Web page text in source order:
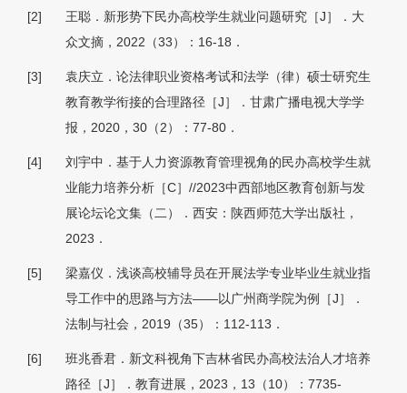
[2]
王聪．新形势下民办高校学生就业问题研究［J］．大
众文摘，2022（33）：16-18．
[3]
袁庆立．论法律职业资格考试和法学（律）硕士研究生
教育教学衔接的合理路径［J］．甘肃广播电视大学学
报，2020，30（2）：77-80．
[4]
刘宇中．基于人力资源教育管理视角的民办高校学生就
业能力培养分析［C］//2023中西部地区教育创新与发
展论坛论文集（二）．西安：陕西师范大学出版社，
2023．
[5]
梁嘉仪．浅谈高校辅导员在开展法学专业毕业生就业指
导工作中的思路与方法——以广州商学院为例［J］．
法制与社会，2019（35）：112-113．
[6]
班兆香君．新文科视角下吉林省民办高校法治人才培养
路径［J］．教育进展，2023，13（10）：7735-